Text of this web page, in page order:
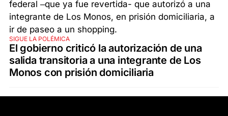
SIGUE LA POLÉMICA
El gobierno criticó la autorización de una
salida transitoria a una integrante de Los
Monos con prisión domiciliaria